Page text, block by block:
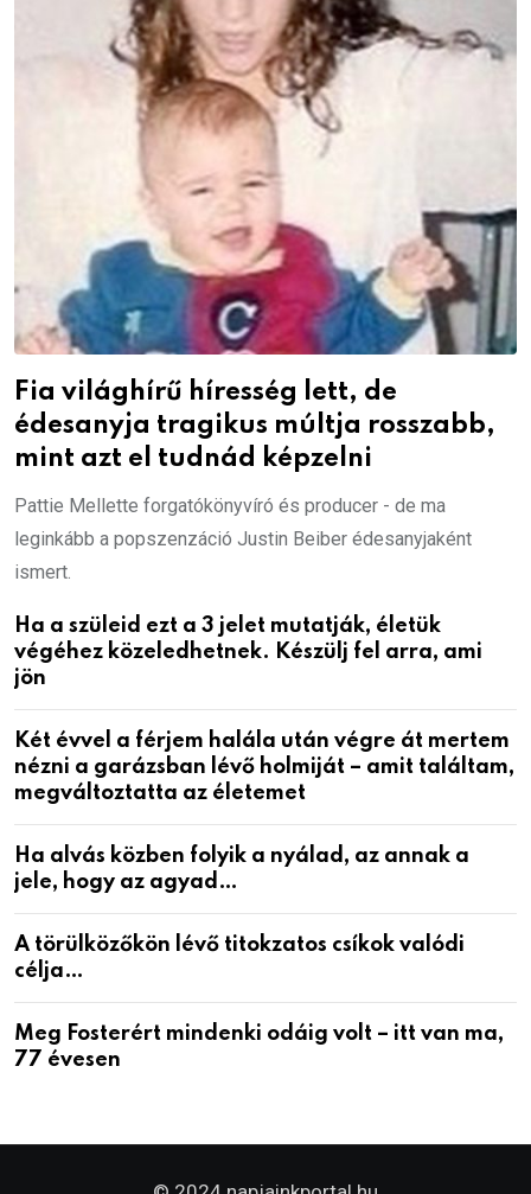
Fia világhírű híresség lett, de
édesanyja tragikus múltja rosszabb,
mint azt el tudnád képzelni
Pattie Mellette forgatókönyvíró és producer - de ma
leginkább a popszenzáció Justin Beiber édesanyjaként
ismert.
Ha a szüleid ezt a 3 jelet mutatják, életük
végéhez közeledhetnek. Készülj fel arra, ami
jön
Két évvel a férjem halála után végre át mertem
nézni a garázsban lévő holmiját – amit találtam,
megváltoztatta az életemet
Ha alvás közben folyik a nyálad, az annak a
jele, hogy az agyad…
A törülközőkön lévő titokzatos csíkok valódi
célja…
Meg Fosterért mindenki odáig volt – itt van ma,
77 évesen